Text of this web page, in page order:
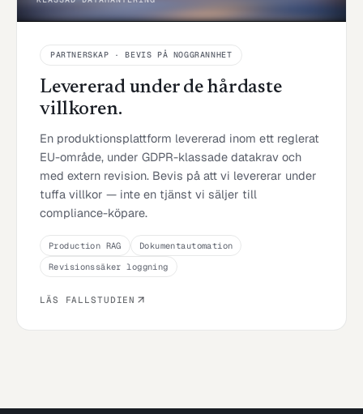
PARTNERSKAP · BEVIS PÅ NOGGRANNHET
Levererad under de hårdaste
villkoren.
En produktionsplattform levererad inom ett reglerat
EU-område, under GDPR-klassade datakrav och
med extern revision. Bevis på att vi levererar under
tuffa villkor — inte en tjänst vi säljer till
compliance-köpare.
Production RAG
Dokumentautomation
Revisionssäker loggning
LÄS FALLSTUDIEN